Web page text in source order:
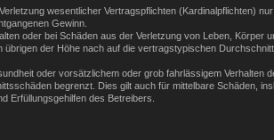
wesentlicher Vertragspflichten (Kardinalpflichten)
Gewinn.
oder bei Schäden aus der Verletzung von Leben, Körper
der Höhe nach auf die vertragstypischen
oder vorsätzlichem oder grob fahrlässigem Verhalten
begrenzt. Dies gilt auch für mittelbare Schäden,
Erfüllungsgehilfen des Betreibers.